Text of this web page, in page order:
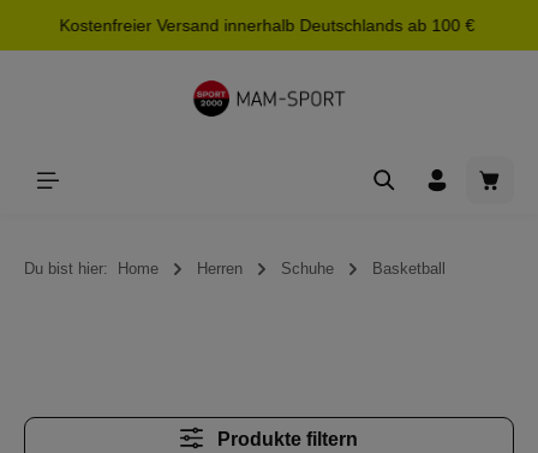
springen
Kostenfreier Versand innerhalb Deutschlands ab 100 €
Du bist hier: Home Herren Schuhe Basketball
Produkte filtern